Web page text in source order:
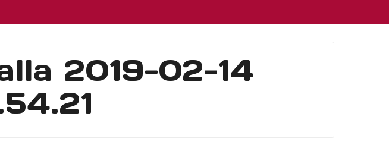
2019-02-14